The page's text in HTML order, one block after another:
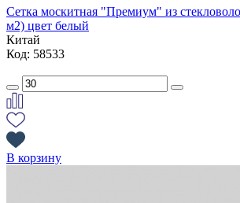
Сетка москитная "Премиум" из
м2) цвет белый
Китай
Код: 58533
В корзину